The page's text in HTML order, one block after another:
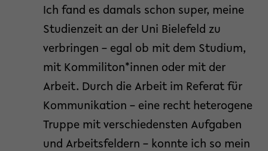
Ich fand es damals schon super, meine
Studienzeit an der Uni Bielefeld zu
verbringen – egal ob mit dem Studium,
mit Kommiliton*innen oder mit der
Arbeit. Durch die Arbeit im Referat für
Kommunikation – eine recht heterogene
Truppe mit verschiedensten Aufgaben
und Arbeitsfeldern – konnte ich so mein